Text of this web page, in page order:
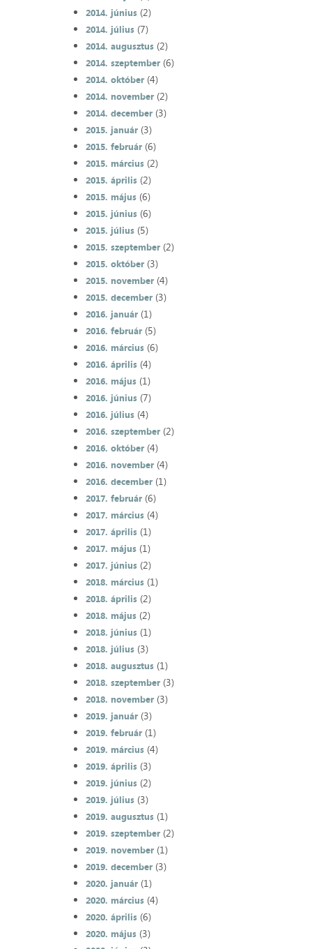
2014. június(2)
2014. július(7)
2014. augusztus(2)
2014. szeptember(6)
2014. október(4)
2014. november(2)
2014. december(3)
2015. január(3)
2015. február(6)
2015. március(2)
2015. április(2)
2015. május(6)
2015. június(6)
2015. július(5)
2015. szeptember(2)
2015. október(3)
2015. november(4)
2015. december(3)
2016. január(1)
2016. február(5)
2016. március(6)
2016. április(4)
2016. május(1)
2016. június(7)
2016. július(4)
2016. szeptember(2)
2016. október(4)
2016. november(4)
2016. december(1)
2017. február(6)
2017. március(4)
2017. április(1)
2017. május(1)
2017. június(2)
2018. március(1)
2018. április(2)
2018. május(2)
2018. június(1)
2018. július(3)
2018. augusztus(1)
2018. szeptember(3)
2018. november(3)
2019. január(3)
2019. február(1)
2019. március(4)
2019. április(3)
2019. június(2)
2019. július(3)
2019. augusztus(1)
2019. szeptember(2)
2019. november(1)
2019. december(3)
2020. január(1)
2020. március(4)
2020. április(6)
2020. május(3)